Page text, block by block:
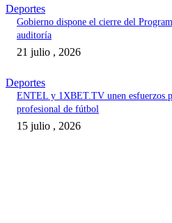
Deportes
Gobierno dispone el cierre del
auditoría
21 julio , 2026
Deportes
ENTEL y 1XBET.TV unen esfuerzos
profesional de fútbol
15 julio , 2026